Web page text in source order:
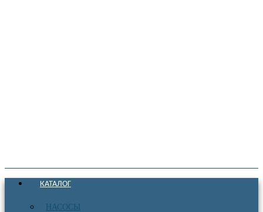
КАТАЛОГ
НАСОСЫ